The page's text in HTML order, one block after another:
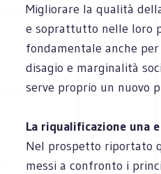
Migliorare la qualità
e soprattutto nelle loro
fondamentale anche
disagio e marginalità
serve proprio un nuovo
La riqualificazione una
Nel prospetto riportato
messi a confronto i